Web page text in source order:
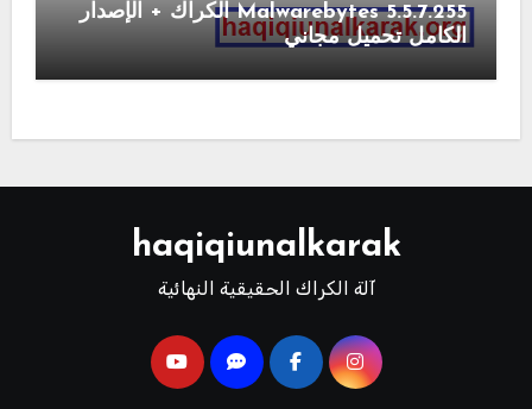
Malwarebytes 5.5.7.255 الكراك + الإصدار
الكامل تحميل مجاني
haqiqiunalkarak
آلة الكراك الحقيقية النهائية